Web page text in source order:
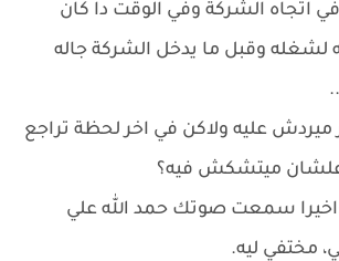
في اتجاه الشركة وفي الوقت دا كان
وقبل ما يدخل الشركة جاله
ميردش عليه ولاكن في اخر لحظة تراجع
ميتشكش فيه؟
سمعت صوتك حمد الله علي
مختفي ليه.